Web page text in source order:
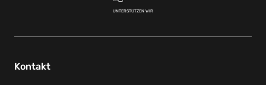
UNTERSTÜTZEN WIR
Kontakt